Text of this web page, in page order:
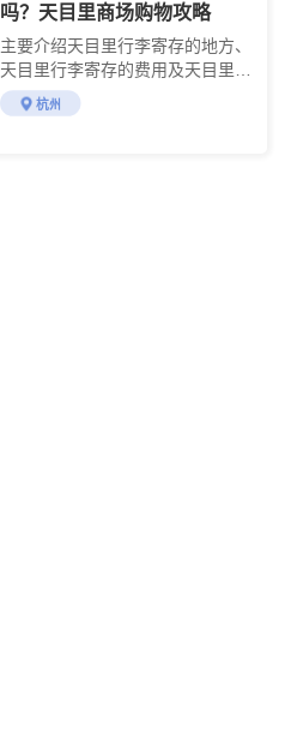
吗？天目里商场购物攻略
主要介绍天目里行李寄存的地方、
天目里行李寄存的费用及天目里商
场购物攻略
杭州